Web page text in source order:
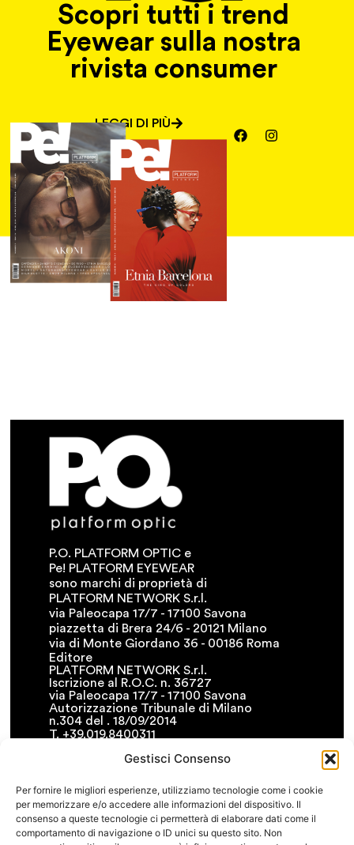
Gestisci Consenso
Per fornire le migliori esperienze, utilizziamo tecnologie come i cookie
per memorizzare e/o accedere alle informazioni del dispositivo. Il
consenso a queste tecnologie ci permetterà di elaborare dati come il
comportamento di navigazione o ID unici su questo sito. Non
Scopri tutti i trend
Eyewear sulla nostra
rivista consumer
LEGGI DI PIÙ
P.O. PLATFORM OPTIC e
Pe! PLATFORM EYEWEAR
sono marchi di proprietà di
PLATFORM NETWORK S.r.l.
via Paleocapa 17/7 - 17100 Savona
piazzetta di Brera 24/6 - 20121 Milano
via di Monte Giordano 36 - 00186 Roma
Editore
PLATFORM NETWORK S.r.l.
Iscrizione al R.O.C. n. 36727
via Paleocapa 17/7 - 17100 Savona
Autorizzazione Tribunale di Milano
n.304 del . 18/09/2014
T. +39.019.8400311
• info@platformnetwork.it
CERCA NEL SITO